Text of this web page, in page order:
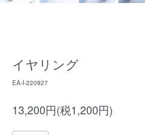
イヤリング
EA-I-220927
13,200円(税1,200円)